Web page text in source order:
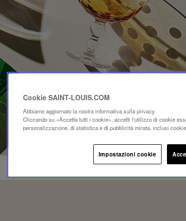
Cookie SAINT-LOUIS.COM
Abbiamo aggiornato la nostra informativa sulla privacy.
Cliccando su «Accetta tutti i cookie», accetti l'utilizzo di cookie
personalizzazione, di statistica e di pubblicità mirata, inclusi
Impostazioni cookie